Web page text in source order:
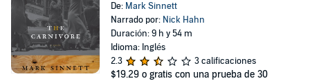
De: Mark Sinnett
Narrado por: Nick Hahn
Duración: 9 h y 54 m
Idioma: Inglés
2.3
3 calificaciones
$19.29 o gratis con una prueba de 30